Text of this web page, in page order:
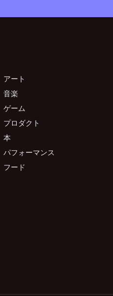
アート
音楽
ゲーム
プロダクト
本
パフォーマンス
フード